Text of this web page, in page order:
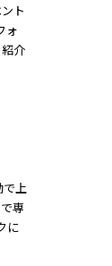
ト
ォ
介
で上
専
に